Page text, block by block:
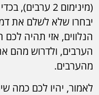
(מינימום 2
יבחרו שלא לשלם את
הנלווים, אזי תהיה
הערבים, ולדרוש מהם
מהערבים.
לאמור, יהיו לכם כמה